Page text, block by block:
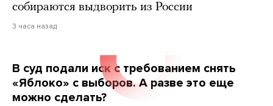
собираются выдворить из России
3 часа назад
В суд подали иск с требованием снять
«Яблоко» с выборов. А разве это еще
можно сделать?